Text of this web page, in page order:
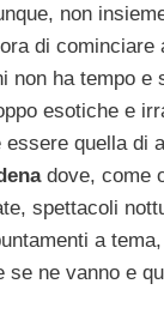
non
di cominciare
non ha tempo e
esotiche e
essere quella di
dove, come
spettacoli
a
se ne vanno e